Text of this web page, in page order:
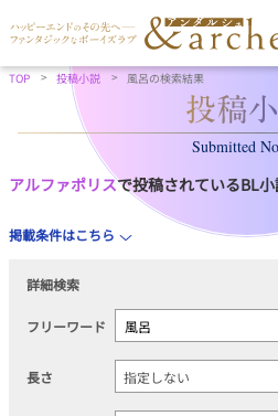
TOP 投稿小説 風呂の検索結果
Submitted
アルファポリスで投稿されているBL小
掲載条件はこちら
詳細検索
フリーワード
長さ